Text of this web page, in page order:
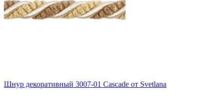
Шнур декоративный 3007-01 Cascade от Svetlana